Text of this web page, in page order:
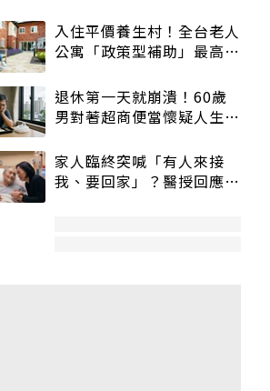
入住平價養生村！全台老人
公寓「政策型補助」最高打
退休第一天就崩潰！60歲
男對著超商便當懷疑人生
家人臨終突喊「有人來接
我、要回家」？醫授回應方